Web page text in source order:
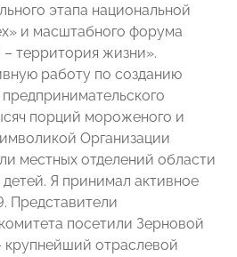
этапа национальной
и масштабного форума
территория жизни».
работу по созданию
порций мороженого и
Организации
местных отделений области
Я принимал активное
Представители
посетили Зерновой
крупнейший отраслевой